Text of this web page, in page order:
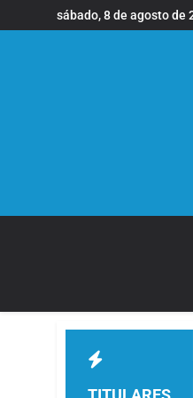
al
sábado, 8 de agosto de
para despedir a su